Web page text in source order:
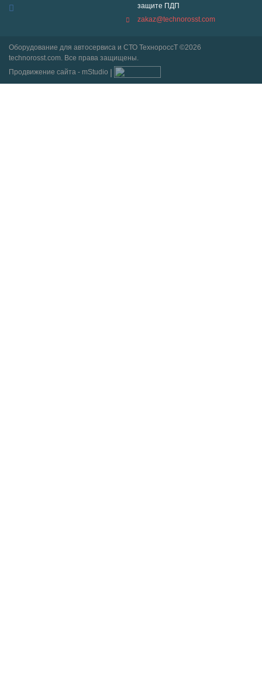
защите ПДП
zakaz@technorosst.com
Оборудование для автосервиса и СТО ТехнороссТ ©2026
technorosst.com. Все права защищены.
Продвижение сайта - mStudio